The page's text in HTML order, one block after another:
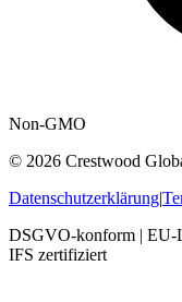
Non-GMO
© 2026 Crestwood
Datenschutzerklärung|
DSGVO-konform | EU-
IFS zertifiziert